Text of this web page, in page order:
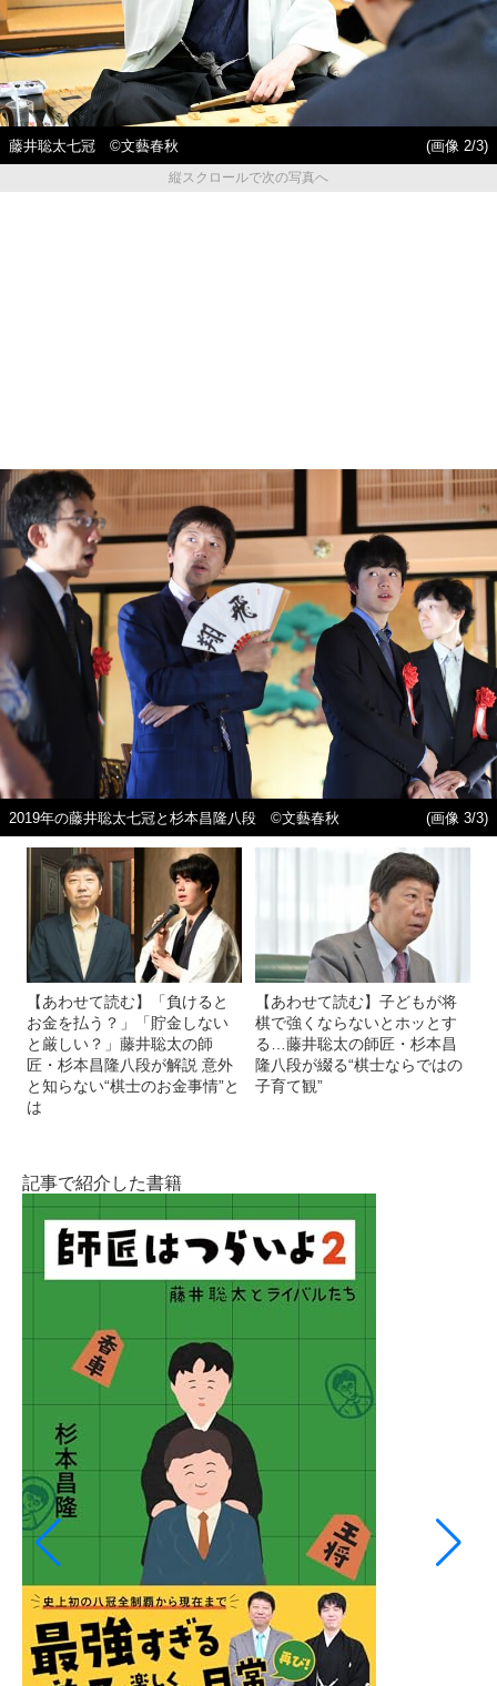
藤井聡太七冠 ©︎文藝春秋
(画像 2/3)
縦スクロールで次の写真へ
2019年の藤井聡太七冠と杉本昌隆八段 ©︎文藝春秋 (画像 3/3)
【あわせて読む】「負けると
お金を払う？」「貯金しない
と厳しい？」藤井聡太の師
匠・杉本昌隆八段が解説 意外
と知らない“棋士のお金事情”と
は
【あわせて読む】子どもが将
棋で強くならないとホッとす
る…藤井聡太の師匠・杉本昌
隆八段が綴る“棋士ならではの
子育て観”
記事で紹介した書籍